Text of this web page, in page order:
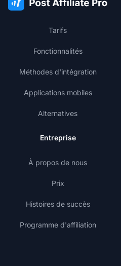
Tarifs
Fonctionnalités
Méthodes d'intégration
Applications mobiles
Alternatives
Entreprise
À propos de nous
Prix
Histoires de succès
Programme d'affiliation